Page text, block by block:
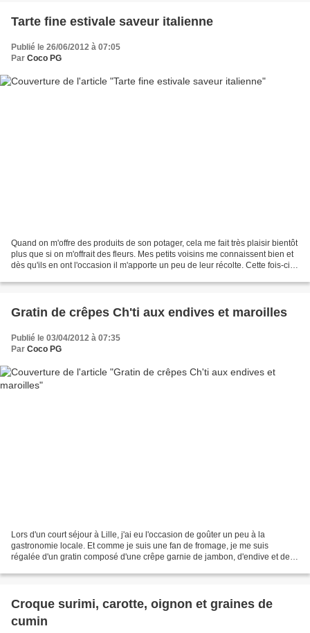
Tarte fine estivale saveur italienne
Publié le 26/06/2012 à 07:05
Par Coco PG
Quand on m'offre des produits de son potager, cela me fait très plaisir bientôt
plus que si on m'offrait des fleurs. Mes petits voisins me connaissent bien et
dès qu'ils en ont l'occasion il m'apporte un peu de leur récolte. Cette fois-ci,
Gratin de crêpes Ch'ti aux endives et maroilles
Publié le 03/04/2012 à 07:35
Par Coco PG
Lors d'un court séjour à Lille, j'ai eu l'occasion de goûter un peu à la
gastronomie locale. Et comme je suis une fan de fromage, je me suis
régalée d'un gratin composé d'une crêpe garnie de jambon, d'endive et de
Croque surimi, carotte, oignon et graines de
cumin